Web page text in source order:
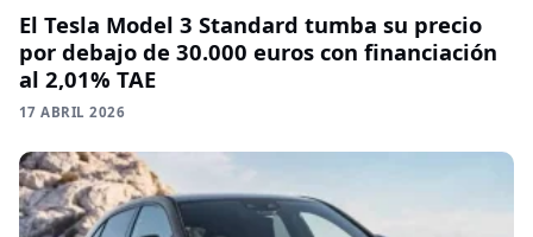
El Tesla Model 3 Standard tumba su precio
por debajo de 30.000 euros con financiación
al 2,01% TAE
17 ABRIL 2026